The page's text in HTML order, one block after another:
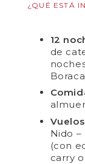
¿QUÉ ESTÁ
12
de
Nido –
(con
carry